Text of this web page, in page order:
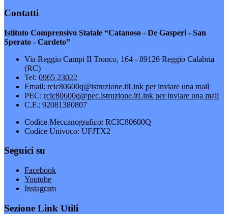
Contatti
Istituto Comprensivo Statale “Catanoso - De Gasperi - San
Sperato - Cardeto”
Via Reggio Campi II Tronco, 164 - 89126 Reggio Calabria
(RC)
Tel: 0965 23022
Email: rcic80600q@istruzione.itLink per inviare una mail
PEC: rcic80600q@pec.istruzione.itLink per inviare una mail
C.F.: 92081380807
Codice Meccanografico: RCIC80600Q
Codice Univoco: UFJTX2
Seguici su
Facebook
Youtube
Instagram
Sezione Link Utili